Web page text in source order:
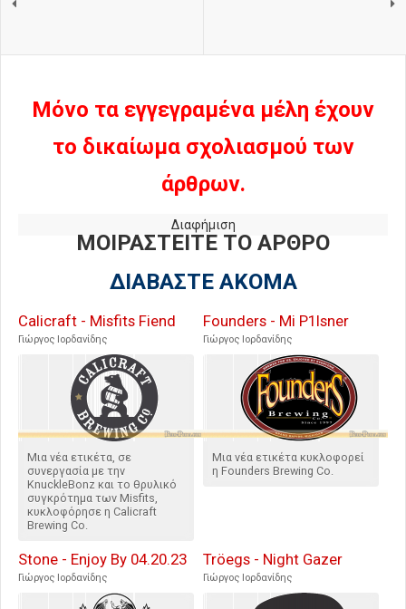
Μόνο τα εγγεγραμένα μέλη έχουν
το δικαίωμα σχολιασμού των
άρθρων.
Διαφήμιση
ΜΟΙΡΑΣΤΕΙΤΕ ΤΟ ΑΡΘΡΟ
ΔΙΑΒΑΣΤΕ ΑΚΟΜΑ
Calicraft - Misfits Fiend
Γιώργος Ιορδανίδης
Μια νέα ετικέτα, σε
συνεργασία με την
KnuckleBonz και το θρυλικό
συγκρότημα των Misfits,
κυκλοφόρησε η Calicraft
Brewing Co.
Founders - Mi P1lsner
Γιώργος Ιορδανίδης
Μια νέα ετικέτα κυκλοφορεί
η Founders Brewing Co.
Stone - Enjoy By 04.20.23
Γιώργος Ιορδανίδης
Tröegs - Night Gazer
Γιώργος Ιορδανίδης